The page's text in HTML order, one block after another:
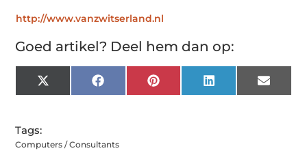
http://www.vanzwitserland.nl
Goed artikel? Deel hem dan op:
X
(Twitter)
Facebook Pinterest LinkedIn Email
Tags:
Computers / Consultants